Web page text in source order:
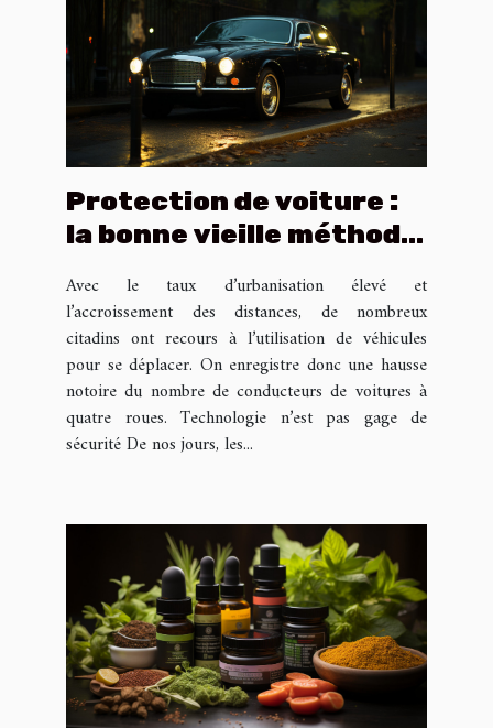
Protection de voiture :
la bonne vieille méthode
Avec le taux d’urbanisation élevé et
l’accroissement des distances, de nombreux
citadins ont recours à l’utilisation de véhicules
pour se déplacer. On enregistre donc une hausse
notoire du nombre de conducteurs de voitures à
quatre roues. Technologie n’est pas gage de
sécurité De nos jours, les...